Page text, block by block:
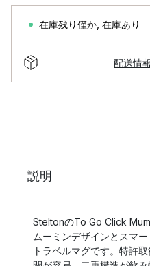
在庫残り僅か 在庫あり
配送情
説明
SteltonのTo Go Click
ムーミンデザインとスマ
トラベルマグです。特許